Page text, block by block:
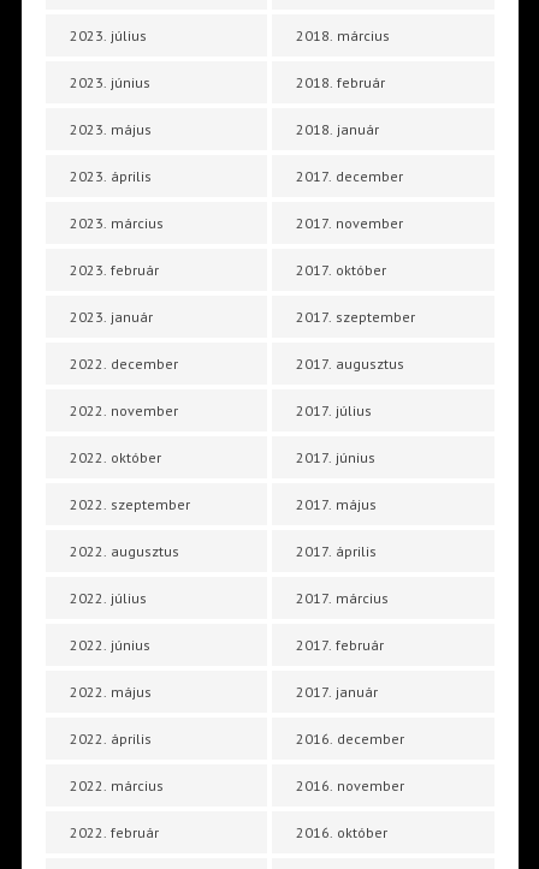
2023. július
2023. június
2023. május
2023. április
2023. március
2023. február
2023. január
2022. december
2022. november
2022. október
2022. szeptember
2022. augusztus
2022. július
2022. június
2022. május
2022. április
2022. március
2022. február
2018. március
2018. február
2018. január
2017. december
2017. november
2017. október
2017. szeptember
2017. augusztus
2017. július
2017. június
2017. május
2017. április
2017. március
2017. február
2017. január
2016. december
2016. november
2016. október